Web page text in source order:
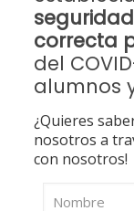
seguridad
correcta
del
alumnos
¿Quieres
nosotros a
con nosotros!